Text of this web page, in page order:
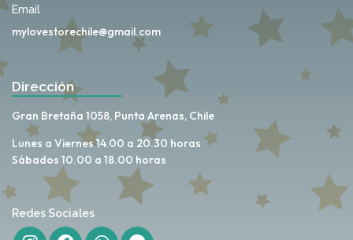
Email
mylovestorechile@gmail.com
Dirección
Gran Bretaña 1058, Punta Arenas, Chile
Lunes a Viernes 14.00 a 20.30 horas
Sábados 10.00 a 18.00 horas
Redes Sociales